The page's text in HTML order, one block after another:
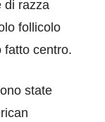
di razza
follicolo
fatto centro.
state